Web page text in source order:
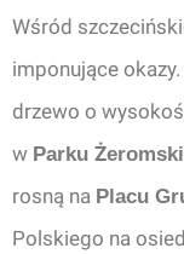
Wśród
imponujące
drzewo o
w Parku
rosną na Placu
Polskiego na